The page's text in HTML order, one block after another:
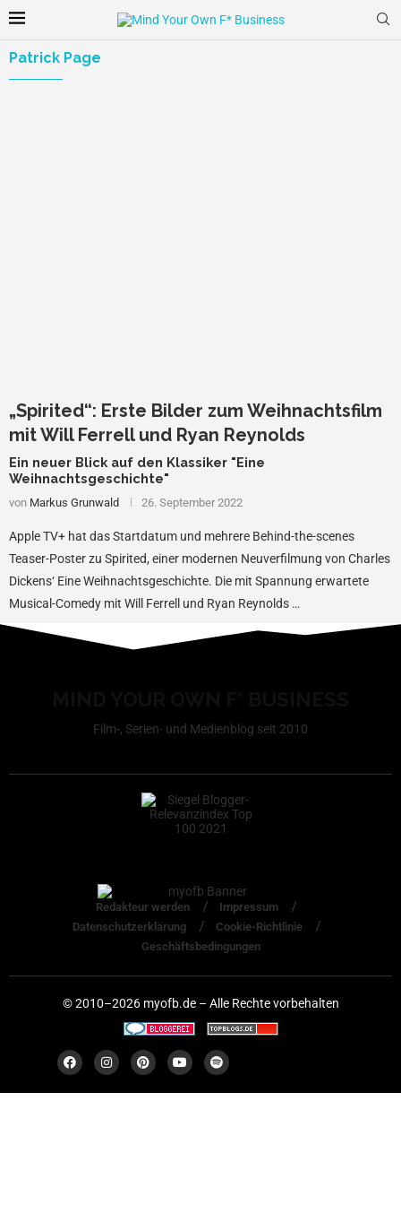
Patrick Page
„Spirited“: Erste Bilder zum Weihnachtsfilm
mit Will Ferrell und Ryan Reynolds
Ein neuer Blick auf den Klassiker "Eine
Weihnachtsgeschichte"
von Markus Grunwald 26. September 2022
Apple TV+ hat das Startdatum und mehrere Behind-the-scenes
Teaser-Poster zu Spirited, einer modernen Neuverfilmung von Charles
Dickens‘ Eine Weihnachtsgeschichte. Die mit Spannung erwartete
Musical-Comedy mit Will Ferrell und Ryan Reynolds …
Film-, Serien- und Medienblog seit 2010
Redakteur werden
Impressum
Datenschutzerklärung
Cookie-Richtlinie
Geschäftsbedingungen
© 2010–2026 myofb.de – Alle Rechte vorbehalten